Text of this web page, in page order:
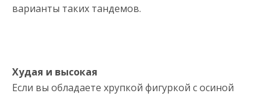
варианты таких тандемов.
Худая и высокая
Если вы обладаете хрупкой фигуркой с осиной